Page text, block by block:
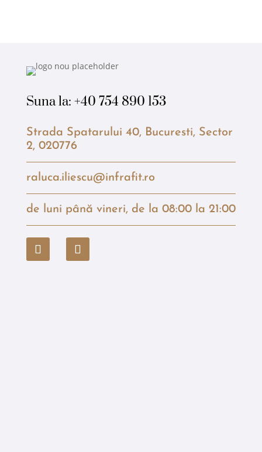
Suna la: +40 754 890 153
Strada Spatarului 40, Bucuresti, Sector
2, 020776
raluca.iliescu@infrafit.ro
de luni până vineri, de la 08:00 la 21:00